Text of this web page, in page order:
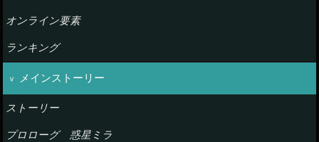
オンライン要素
ランキング
メインストーリー
ストーリー
プロローグ 惑星ミラ